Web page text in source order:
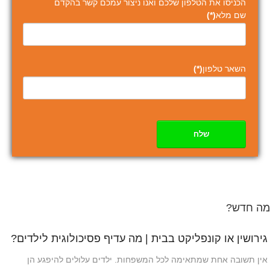
הכניסו את הטלפון שלכם ואנו ניצור עמכם קשר בהקדם
שם מלא(*)
השאר טלפון(*)
שלח
מה חדש?
גירושין או קונפליקט בבית | מה עדיף פסיכולוגית לילדים?
אין תשובה אחת שמתאימה לכל המשפחות. ילדים עלולים להיפגע הן